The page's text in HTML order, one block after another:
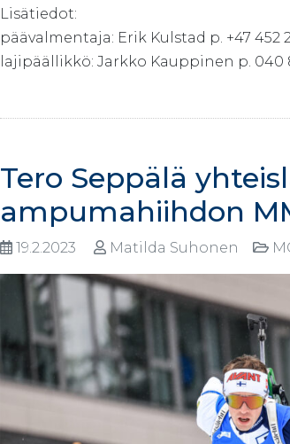
Lisätiedot:
päävalmentaja: Erik Kulstad p. +47 452
lajipäällikkö: Jarkko Kauppinen p. 040
Tero Seppälä
ampumahiihdon
19.2.2023 Matilda Suhonen